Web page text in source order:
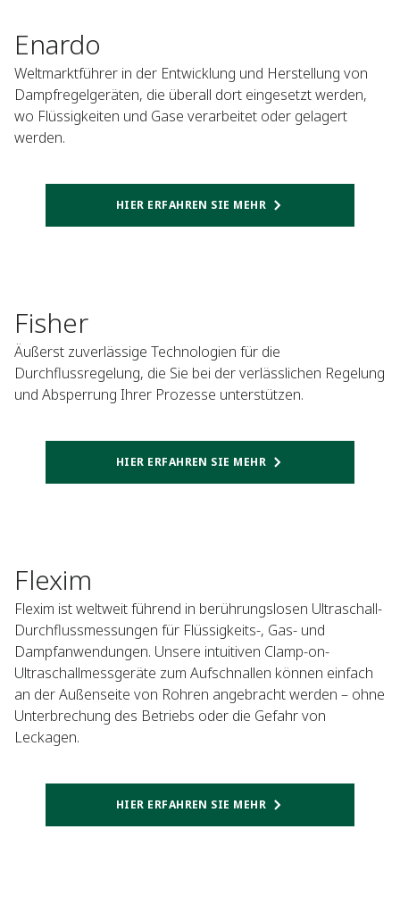
Enardo
Weltmarktführer in der Entwicklung und Herstellung von
Dampfregelgeräten, die überall dort eingesetzt werden,
wo Flüssigkeiten und Gase verarbeitet oder gelagert
werden.
HIER ERFAHREN SIE MEHR
Fisher
Äußerst zuverlässige Technologien für die
Durchflussregelung, die Sie bei der verlässlichen Regelung
und Absperrung Ihrer Prozesse unterstützen.
HIER ERFAHREN SIE MEHR
Flexim
Flexim ist weltweit führend in berührungslosen Ultraschall-
Durchflussmessungen für Flüssigkeits-, Gas- und
Dampfanwendungen. Unsere intuitiven Clamp-on-
Ultraschallmessgeräte zum Aufschnallen können einfach
an der Außenseite von Rohren angebracht werden – ohne
Unterbrechung des Betriebs oder die Gefahr von
Leckagen.
HIER ERFAHREN SIE MEHR